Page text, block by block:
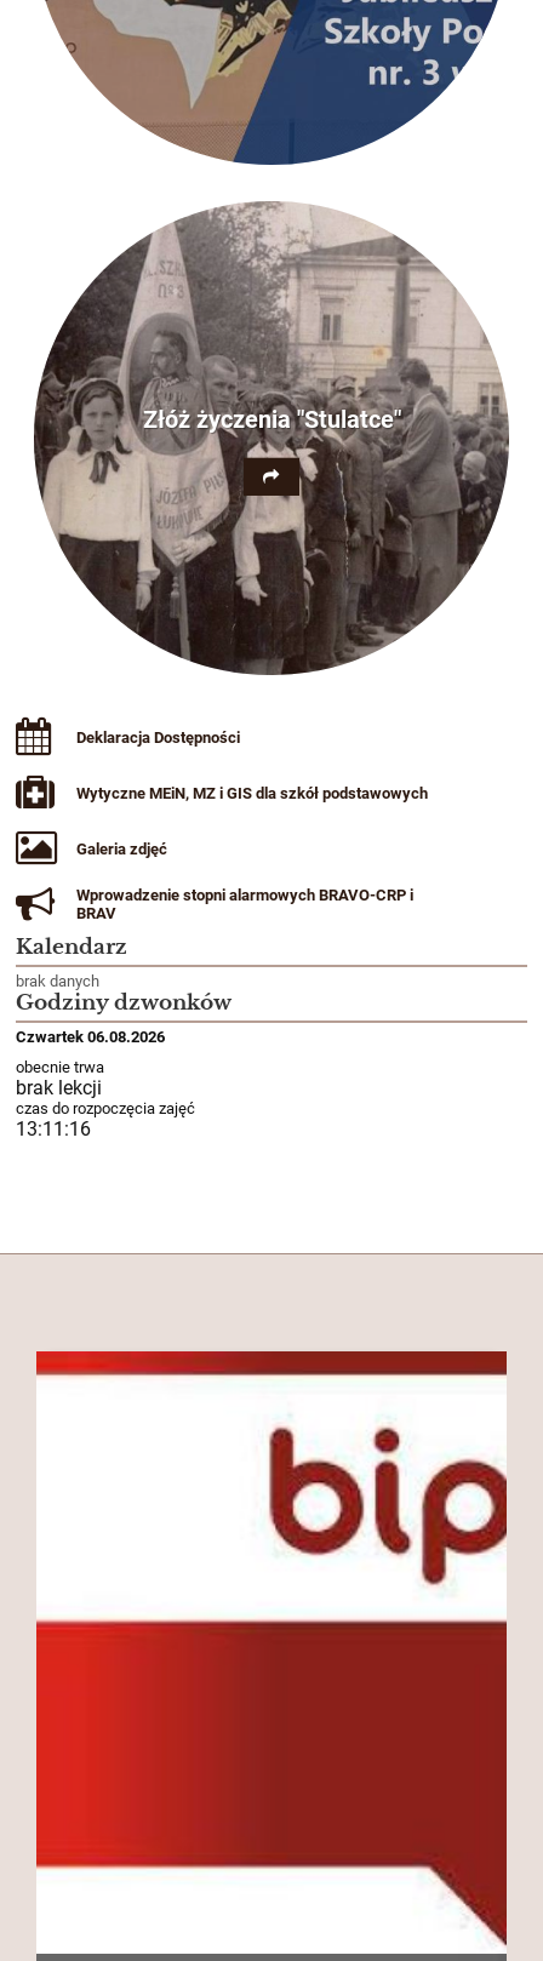
Złóż życzenia "Stulatce"
Deklaracja Dostępności
Wytyczne MEiN, MZ i GIS dla szkół podstawowych
Galeria zdjęć
Wprowadzenie stopni alarmowych BRAVO-CRP i
BRAV
Kalendarz
brak danych
Godziny dzwonków
Czwartek 06.08.2026
obecnie trwa
brak lekcji
czas do rozpoczęcia zajęć
13:11:14